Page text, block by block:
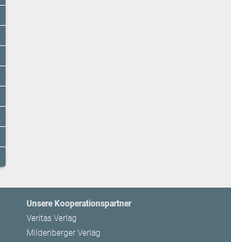
Unsere Kooperationspartner
Veritas Verlag
Mildenberger Verlag